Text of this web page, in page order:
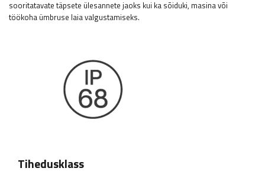
sooritatavate täpsete ülesannete jaoks kui ka sõiduki, masina või
töökoha ümbruse laia valgustamiseks.
Tihedusklass